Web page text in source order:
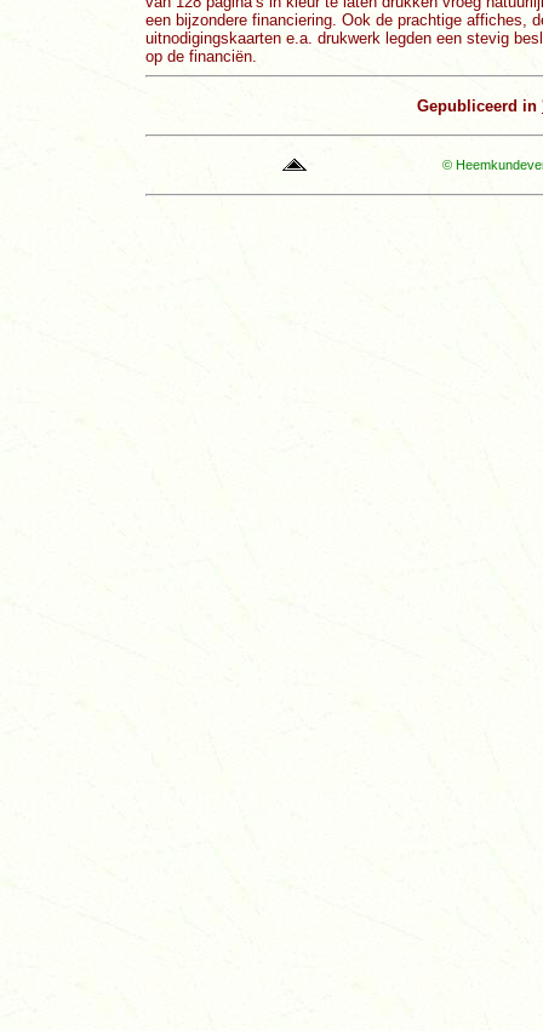
een bijzondere financiering. Ook de prachtige affiches,
uitnodigingskaarten e.a. drukwerk legden een stevig
op de financiën.
Gepubliceerd in
©